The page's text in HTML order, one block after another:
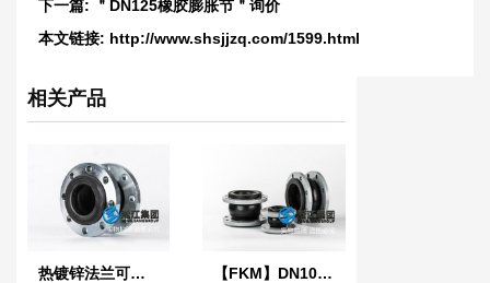
下一篇:
＂DN125橡胶膨胀节＂询价
本文链接: http://www.shsjjzq.com/1599.html
相关产品
热镀锌法兰可曲挠橡胶接头 【FKM】DN100氟橡胶挠性接管